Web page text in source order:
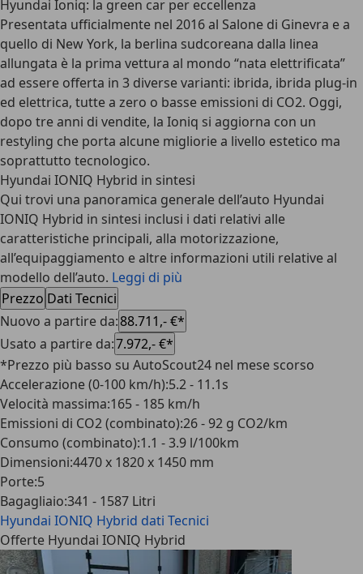
Hyundai Ioniq: la green car per eccellenza
Presentata ufficialmente nel 2016 al Salone di Ginevra e a
quello di New York, la berlina sudcoreana dalla linea
allungata è la prima vettura al mondo “nata elettrificata”
ad essere offerta in 3 diverse varianti: ibrida, ibrida plug-in
ed elettrica, tutte a zero o basse emissioni di CO2. Oggi,
dopo tre anni di vendite, la Ioniq si aggiorna con un
restyling che porta alcune migliorie a livello estetico ma
soprattutto tecnologico.
Hyundai IONIQ Hybrid in sintesi
Qui trovi una panoramica generale dell’auto Hyundai
IONIQ Hybrid in sintesi inclusi i dati relativi alle
caratteristiche principali, alla motorizzazione,
all’equipaggiamento e altre informazioni utili relative al
modello dell’auto. Leggi di più
Prezzo Dati Tecnici
Nuovo a partire da:88.711,- €*
Usato a partire da:7.972,- €*
*Prezzo più basso su AutoScout24 nel mese scorso
Accelerazione (0-100 km/h):5.2 - 11.1s
Velocità massima:165 - 185 km/h
Emissioni di CO2 (combinato):26 - 92 g CO2/km
Consumo (combinato):1.1 - 3.9 l/100km
Dimensioni:4470 x 1820 x 1450 mm
Porte:5
Bagagliaio:341 - 1587 Litri
Hyundai IONIQ Hybrid dati Tecnici
Offerte Hyundai IONIQ Hybrid